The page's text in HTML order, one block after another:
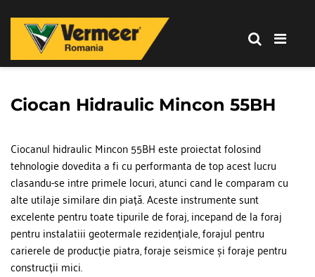
Romania
Vermeer
Romania
Ciocan Hidraulic Mincon 55BH
Ciocanul hidraulic Mincon 55BH este proiectat folosind
tehnologie dovedita a fi cu performanta de top acest lucru
clasandu-se intre primele locuri, atunci cand le comparam cu
alte utilaje similare din piață. Aceste instrumente sunt
excelente pentru toate tipurile de foraj, incepand de la foraj
pentru instalatiii geotermale rezidențiale, forajul pentru
carierele de producție piatra, foraje seismice și foraje pentru
construcții mici.